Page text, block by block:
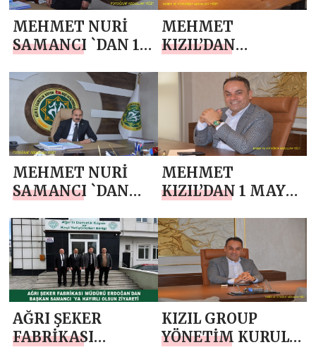
MEHMET NURİ
SAMANCI `DAN 14
ÇİFTÇİLER GÜNÜ
MESAJI
MEHMET
KIZIL’DAN
MESAJI
MEHMET NURİ
SAMANCI `DAN
MESAJI
MEHMET
KIZIL’DAN 1 MAYIS
DAYANIŞMA
GÜNÜ KUTLAMA
MESAJI
AĞRI ŞEKER
FABRİKASI
KIZIL GROUP
YÖNETİM KURULU